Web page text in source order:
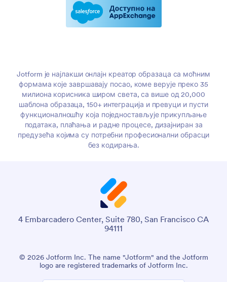
Jotform је најлакши онлајн креатор образаца са моћним
формама које завршавају посао, коме верује преко 35
милиона корисника широм света, са више од 20,000
шаблона образаца, 150+ интеграција и превуци и пусти
функционалношћу која поједностављује прикупљање
података, плаћања и радне процесе, дизајниран за
предузећа којима су потребни професионални обрасци
без кодирања.
4 Embarcadero Center, Suite 780, San Francisco CA
94111
© 2026 Jotform Inc. The name "Jotform" and the Jotform
logo are registered trademarks of Jotform Inc.